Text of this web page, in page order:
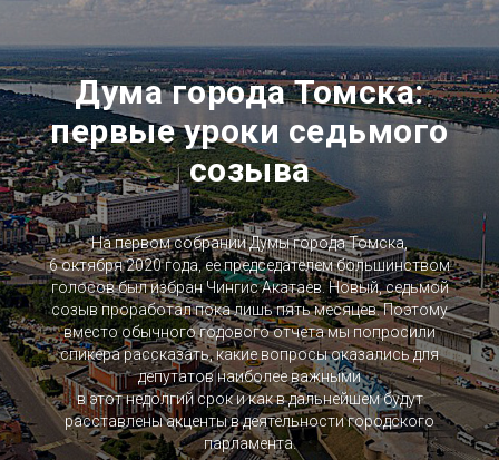
Дума города Томска:
первые уроки седьмого
созыва
На первом собрании Думы города Томска,
6 октября 2020 года, ее председателем большинством
голосов был избран Чингис Акатаев. Новый, седьмой
созыв проработал пока лишь пять месяцев. Поэтому
вместо обычного годового отчета мы попросили
спикера рассказать, какие вопросы оказались для
депутатов наиболее важными
в этот недолгий срок и как в дальнейшем будут
расставлены акценты в деятельности городского
парламента.